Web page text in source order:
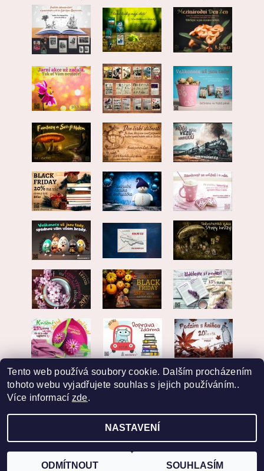
2026 © EKVARIAT, všechna práva vyhrazena
Vytvořil Shoptet
Tento web používá soubory cookie. Dalším procházením
tohoto webu vyjadřujete souhlas s jejich používáním..
Více informací zde.
NASTAVENÍ
ODMÍTNOUT SOUHLASÍM